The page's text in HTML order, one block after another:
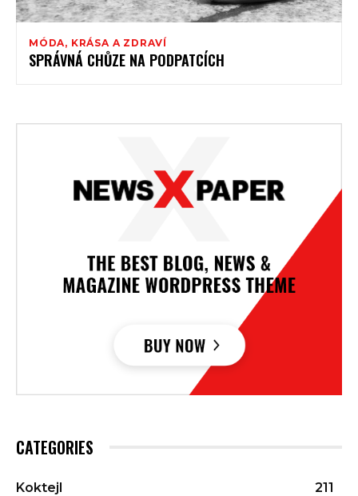
MÓDA, KRÁSA A ZDRAVÍ
SPRÁVNÁ CHŮZE NA PODPATCÍCH
CATEGORIES
Koktejl
211